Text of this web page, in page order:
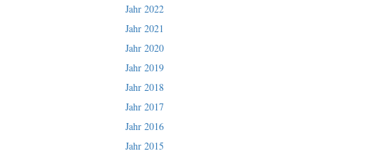
Jahr 2022
Jahr 2021
Jahr 2020
Jahr 2019
Jahr 2018
Jahr 2017
Jahr 2016
Jahr 2015